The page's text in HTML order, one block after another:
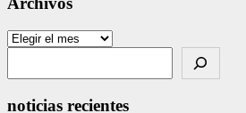
Archivos
noticias recientes